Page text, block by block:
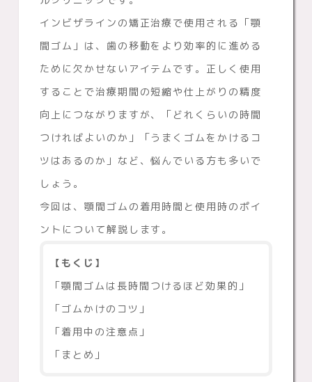
インビザラインの矯正治療で使用される「顎
間ゴム」は、歯の移動をより効率的に進める
ために欠かせないアイテムです。正しく使用
することで治療期間の短縮や仕上がりの精度
向上につながりますが、「どれくらいの時間
つければよいのか」「うまくゴムをかけるコ
ツはあるのか」など、悩んでいる方も多いで
しょう。
今回は、顎間ゴムの着用時間と使用時のポイ
ントについて解説します。
【もくじ】
「顎間ゴムは長時間つけるほど効果的」
「ゴムかけのコツ」
「着用中の注意点」
「まとめ」